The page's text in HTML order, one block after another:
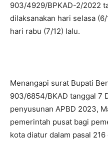
903/4929/BPKAD-2/2022
dilaksanakan hari selasa
hari rabu (7/12) lalu.
Menangapi surat Bupati
903/6854/BKAD tanggal 7
penyusunan APBD 2023,
pemerintah pusat bagi
kota diatur dalam pasal